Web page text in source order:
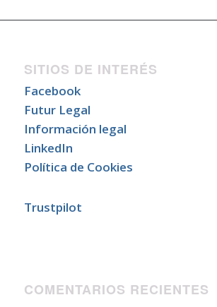
SITIOS DE INTERÉS
Facebook
Futur Legal
Información legal
LinkedIn
Política de Cookies
Trustpilot
COMENTARIOS RECIENTES